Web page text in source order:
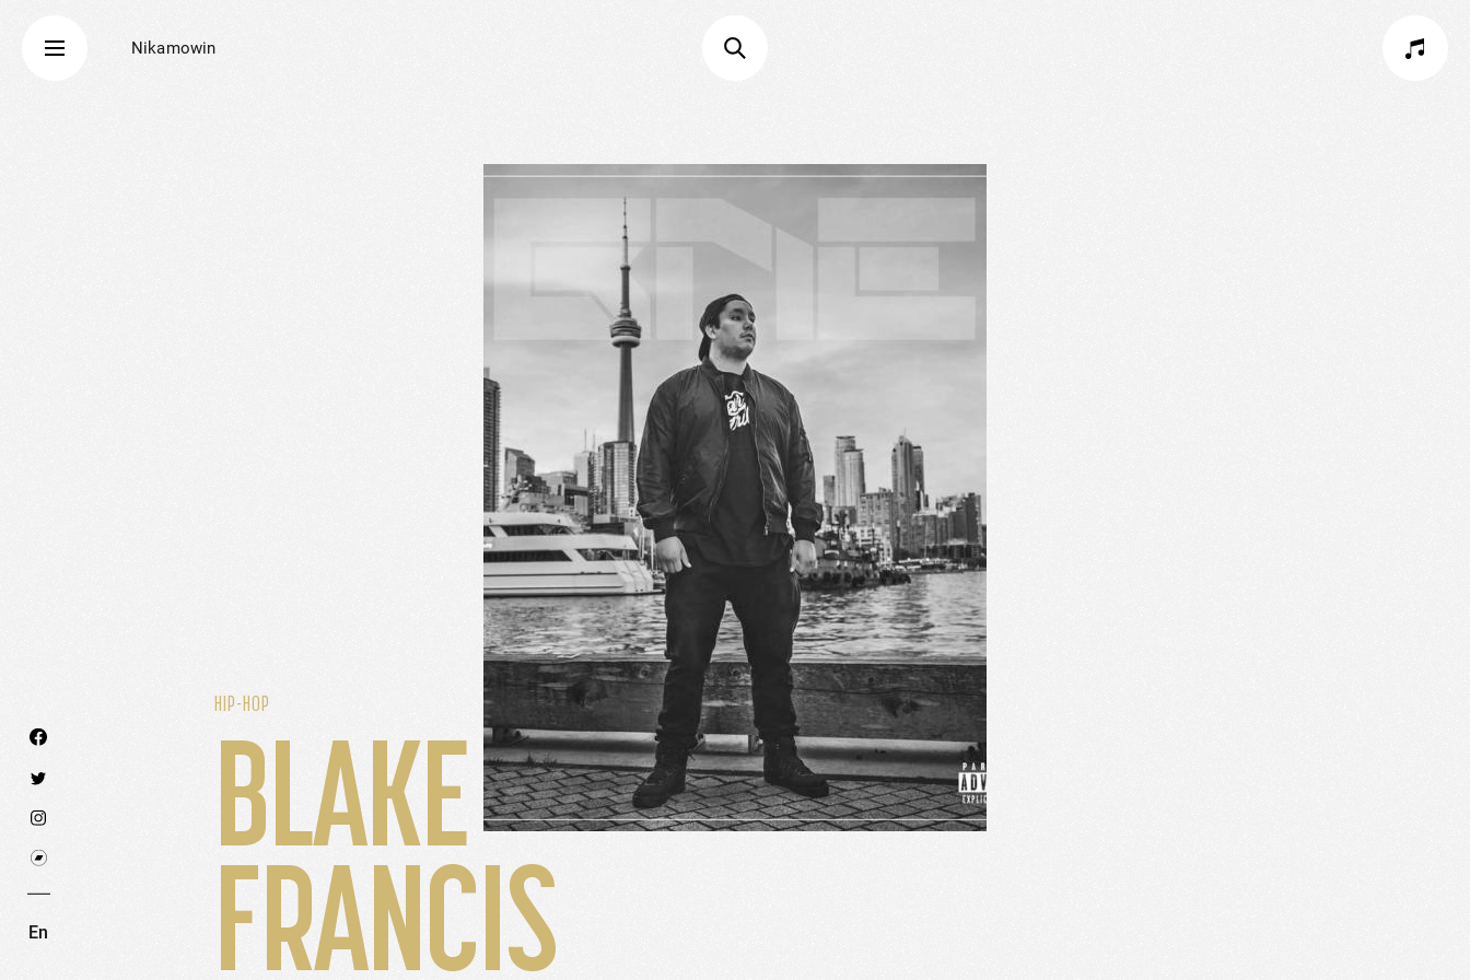
Nikamowin
En
Nous utilisons des technologies et cookies pour analyser le trafic de ce site et enrichir votre expérience.
PARAMÉTRER LES COOKIES REFUSER LES COOKIES
HIP-HOP
BLAKE
FRANCIS